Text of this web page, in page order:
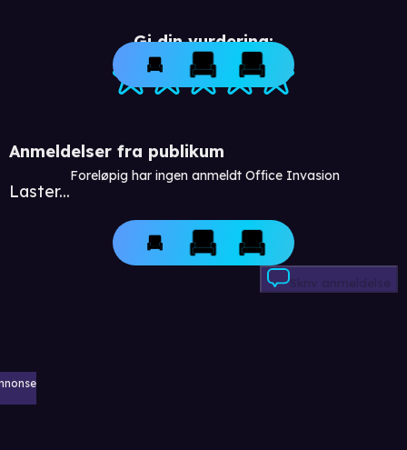
Gi din vurdering:
Anmeldelser fra publikum
Laster...
Foreløpig har ingen anmeldt Office Invasion
Skriv anmeldelse